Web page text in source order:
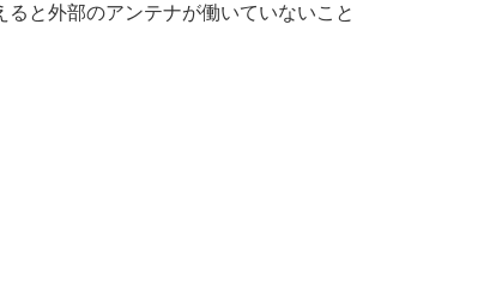
と外部のアンテナが働いていないこと